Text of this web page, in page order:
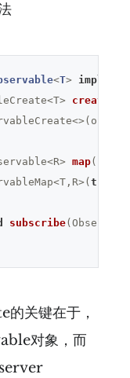
<T>
create
map
this
subscribe
关键在于，
对象，而